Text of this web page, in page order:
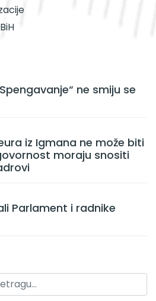
ne smiju se
iz Igmana ne može biti
moraju snositi
Parlament i radnike